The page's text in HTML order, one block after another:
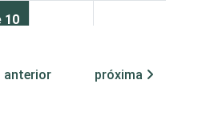
10
anterior próxima